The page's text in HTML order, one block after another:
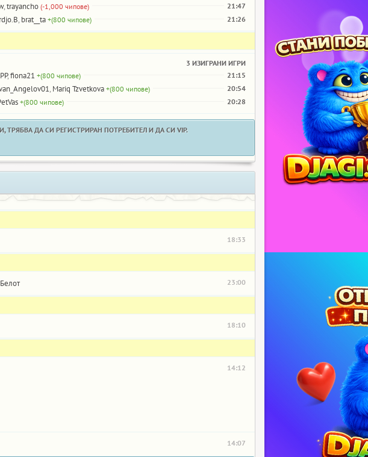
,trayancho (-1,000 чипове) 21:47
, brat__ta +(800 чипове) 21:26
3 ИЗИГРАНИ ИГРИ
,fiona21 +(800 чипове) 21:15
, Mariq Tzvetkova +(800 чипове) 20:54
+(800 чипове) 20:28
ДА СИ РЕГИСТРИРАН ПОТРЕБИТЕЛ И ДА СИ VIP.
18:33
Белот 23:00
18:10
14:12
14:07